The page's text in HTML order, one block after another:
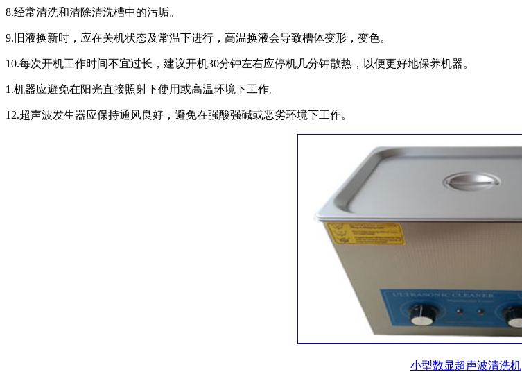
8.经常清洗和清除清洗槽中的污垢。
9.旧液换新时，应在关机状态及常温下进行，高温换液会导致槽体变形，变色。
10.每次开机工作时间不宜过长，建议开机30分钟左右应停机几分钟散热，以便更好地保养机器。
1.机器应避免在阳光直接照射下使用或高温环境下工作。
12.超声波发生器应保持通风良好，避免在强酸强碱或恶劣环境下工作。
小型数显超声波清洗机